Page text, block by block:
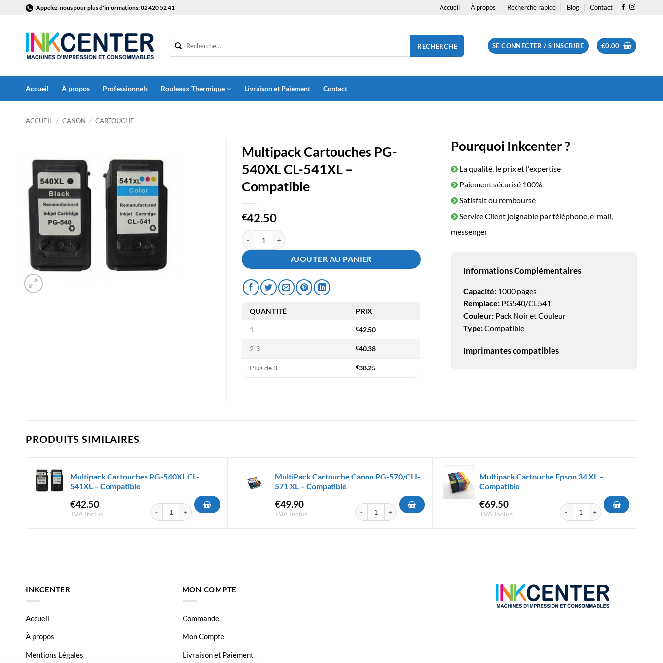
contenu
Appelez-nous pour plus d'informations: 02 420 52 41 Accueil À propos Recherche rapide Blog Contact
RECHERCHE SE CONNECTER / S’INSCRIRE €0.00
Accueil À propos Professionnels Rouleaux Thermique Livraison et Paiement Contact
ACCUEIL / CANON / CARTOUCHE
Multipack Cartouches PG-
540XL CL-541XL –
Compatible
€42.50
quantité de Multipack Cartouches PG-540XL CL-541XL - Compatible
AJOUTER AU PANIER
QUANTITÉ PRIX
1 €42.50
2-3 €40.38
Plus de 3 €38.25
Pourquoi Inkcenter ?
La qualité, le prix et l'expertise
Paiement sécurisé 100%
Satisfait ou remboursé
Service Client joignable par téléphone, e-mail,
messenger
Informations Complémentaires
Capacité:1000 pages
Remplace: PG540/CL541
Couleur: Pack Noir et Couleur
Type:Compatible
Imprimantes compatibles
PRODUITS SIMILAIRES
Multipack Cartouches PG-540XL CL-
541XL – Compatible
€42.50
TVA Inclus
quantité de Multipack Cartouches PG-540XL CL-541XL - Compatible
MultiPack Cartouche Canon PG-570/CLI-
571 XL – Compatible
€49.90
TVA Inclus
quantité de MultiPack Cartouche Canon PG-570/CLI-571 XL - Compatible
Multipack Cartouche Epson 34 XL –
Compatible
€69.50
TVA Inclus
quantité de Multipack Cartouche
INKCENTER
Accueil
À propos
Mentions Légales
MON COMPTE
Commande
Mon Compte
Livraison et Paiement